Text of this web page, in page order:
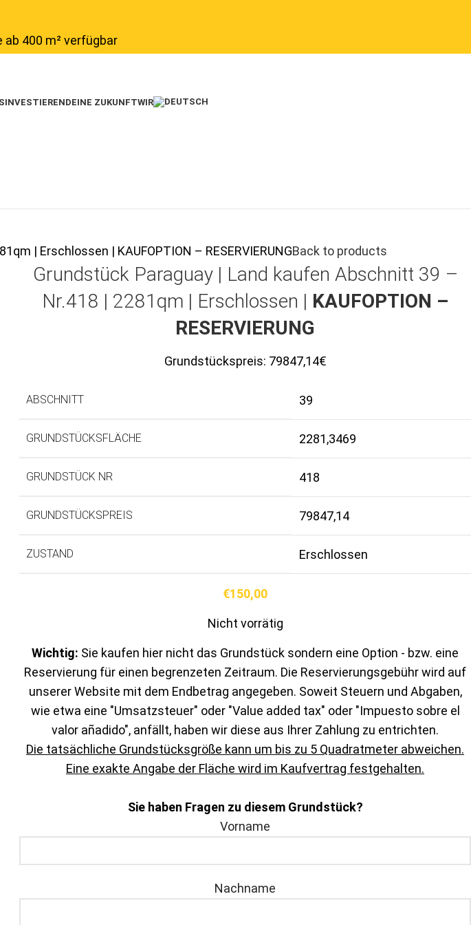
ab 400 m² verfügbar
INVESTIERENDEINE ZUKUNFTWIR
| Erschlossen | KAUFOPTION – RESERVIERUNGBack to products
Grundstück Paraguay | Land kaufen Abschnitt 39 –
Nr.418 | 2281qm | Erschlossen | KAUFOPTION –
RESERVIERUNG
Grundstückspreis: 79847,14€
ABSCHNITT 39
GRUNDSTÜCKSFLÄCHE 2281,3469
GRUNDSTÜCK NR 418
GRUNDSTÜCKSPREIS 79847,14
ZUSTAND Erschlossen
€150,00
Nicht vorrätig
Wichtig: Sie kaufen hier nicht das Grundstück sondern eine Option - bzw. eine
Reservierung für einen begrenzeten Zeitraum. Die Reservierungsgebühr wird auf
unserer Website mit dem Endbetrag angegeben. Soweit Steuern und Abgaben,
wie etwa eine "Umsatzsteuer" oder "Value added tax" oder "Impuesto sobre el
valor añadido", anfällt, haben wir diese aus Ihrer Zahlung zu entrichten.
Die tatsächliche Grundstücksgröße kann um bis zu 5 Quadratmeter abweichen.
Eine exakte Angabe der Fläche wird im Kaufvertrag festgehalten.
Sie haben Fragen zu diesem Grundstück?
Vorname
Nachname